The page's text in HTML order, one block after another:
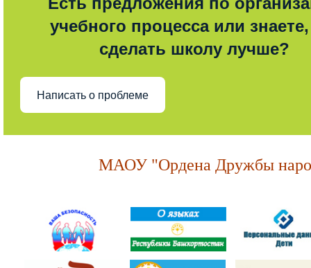
учебного процесса или знаете,
сделать школу лучше?
Написать о проблеме
МАОУ "Ордена Дружбы